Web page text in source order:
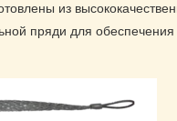
из
пряди для обеспечения